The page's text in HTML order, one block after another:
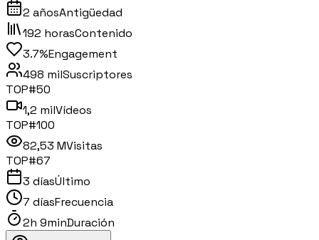
2 añosAntigüedad
192 horasContenido
3.7%Engagement
498 milSuscriptores
TOP#50
1,2 milVídeos
TOP#100
82,53 MVisitas
TOP#67
3 díasÚltimo
7 díasFrecuencia
2h 9minDuración